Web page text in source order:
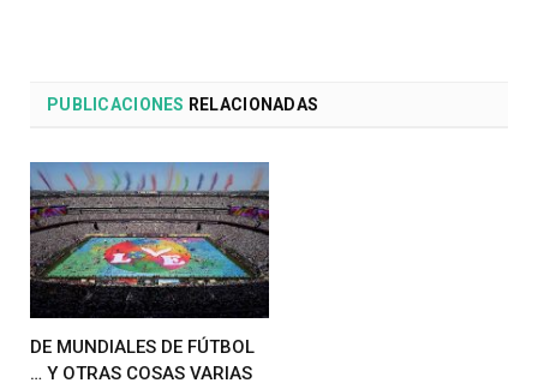
PUBLICACIONES RELACIONADAS
DE MUNDIALES DE FÚTBOL
… Y OTRAS COSAS VARIAS